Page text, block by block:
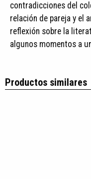
contradicciones del
relación de pareja y el
reflexión sobre la
algunos momentos a
Productos similares